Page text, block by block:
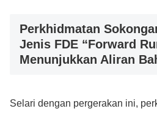
Perkhidmatan
Jenis FDE “Forward
Menunjukkan Aliran
Selari dengan pergerakan ini,